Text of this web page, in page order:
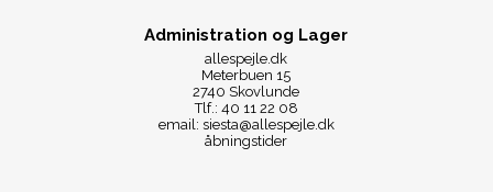
Administration og Lager
allespejle.dk
Meterbuen 15
2740 Skovlunde
Tlf.: 40 11 22 08
email: siesta@allespejle.dk
åbningstider